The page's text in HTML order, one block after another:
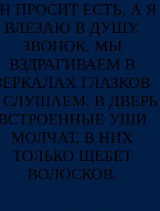
ПРОСИТ ЕСТЬ, А Я
ВЛЕЗАЮ В ДУШУ.
ЗВОНОК. МЫ
ВЗДРАГИВАЕМ В
ГЛАЗКОВ
СЛУШАЕМ. В ДВЕРЬ
УШИ
МОЛЧАТ, В НИХ
ТОЛЬКО ЩЕБЕТ
ВОЛОСКОВ.